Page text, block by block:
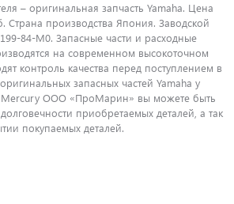
– оригинальная запчасть Yamaha. Цена
Страна производства Япония. Заводской
84-M0. Запасные части и расходные
на современном высокоточном
контроль качества перед поступлением в
запасных частей Yamaha у
Mercury ООО «ПроМарин» вы можете быть
приобретаемых деталей, а так
покупаемых деталей.